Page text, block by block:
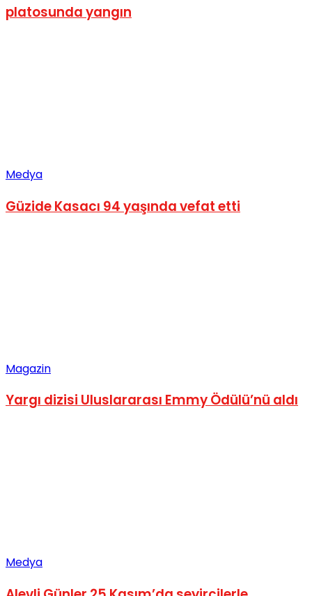
No Result
platosunda yangın
Medya
Güzide Kasacı 94 yaşında vefat etti
Magazin
Yargı dizisi Uluslararası Emmy Ödülü’nü aldı
Medya